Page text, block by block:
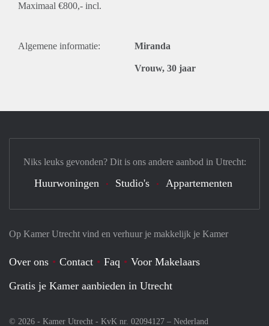
Maximaal €800,- incl.
Algemene informatie: Miranda
Vrouw, 30 jaar
Op Kamer Utrecht vind en verhuur je makkelijk je Kamer
Over ons Contact Faq
Voor Makelaars
Gratis je Kamer aanbieden in Utrecht
© 2026 - Kamer Utrecht - KvK nr. 02094127 – Nederland
Niks leuks gevonden? Dit is ons andere aanbod in Utrecht:
Huurwoningen Studio's Appartementen